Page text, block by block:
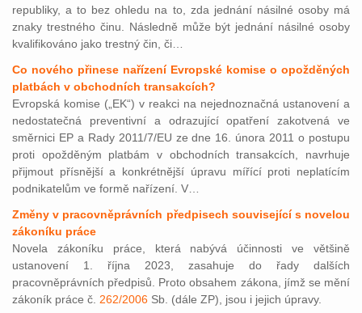
republiky, a to bez ohledu na to, zda jednání násilné osoby má
znaky trestného činu. Následně může být jednání násilné osoby
kvalifikováno jako trestný čin, či…
Co nového přinese nařízení Evropské komise o opožděných
platbách v obchodních transakcích?
Evropská komise („EK“) v reakci na nejednoznačná ustanovení a
nedostatečná preventivní a odrazující opatření zakotvená ve
směrnici EP a Rady 2011/7/EU ze dne 16. února 2011 o postupu
proti opožděným platbám v obchodních transakcích, navrhuje
přijmout přísnější a konkrétnější úpravu mířící proti neplatícím
podnikatelům ve formě nařízení. V…
Změny v pracovněprávních předpisech související s novelou
zákoníku práce
Novela zákoníku práce, která nabývá účinnosti ve většině
ustanovení 1. října 2023, zasahuje do řady dalších
pracovněprávních předpisů. Proto obsahem zákona, jímž se mění
zákoník práce č. 262/2006 Sb. (dále ZP), jsou i jejich úpravy.